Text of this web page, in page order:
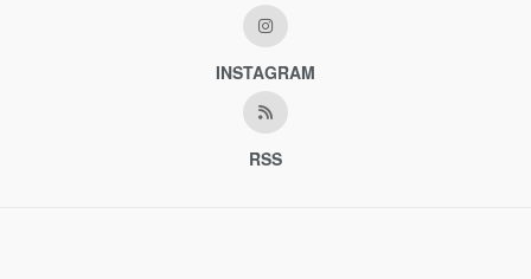
INSTAGRAM
RSS